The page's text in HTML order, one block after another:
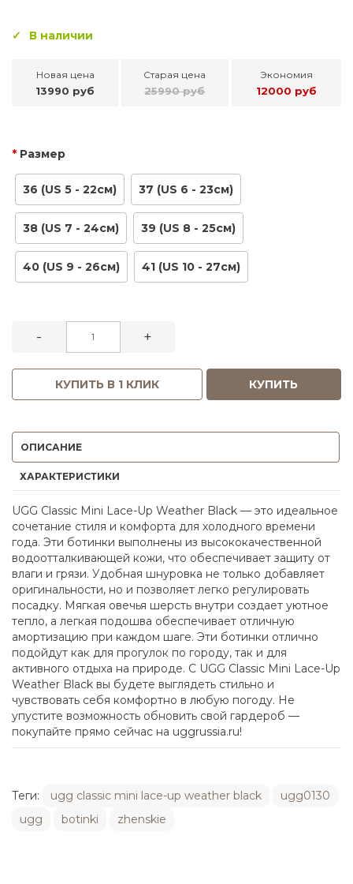
В наличии
Новая цена
13990 руб
Старая цена
25990 руб
Экономия
12000 руб
Размер
36 (US 5 - 22см) 37 (US 6 - 23см)
38 (US 7 - 24см) 39 (US 8 - 25см)
40 (US 9 - 26см) 41 (US 10 - 27см)
- +
КУПИТЬ В 1 КЛИК КУПИТЬ
ОПИСАНИЕ
ХАРАКТЕРИСТИКИ
UGG Classic Mini Lace-Up Weather Black — это идеальное
сочетание стиля и комфорта для холодного времени
года. Эти ботинки выполнены из высококачественной
водоотталкивающей кожи, что обеспечивает защиту от
влаги и грязи. Удобная шнуровка не только добавляет
оригинальности, но и позволяет легко регулировать
посадку. Мягкая овечья шерсть внутри создает уютное
тепло, а легкая подошва обеспечивает отличную
амортизацию при каждом шаге. Эти ботинки отлично
подойдут как для прогулок по городу, так и для
активного отдыха на природе. С UGG Classic Mini Lace-Up
Weather Black вы будете выглядеть стильно и
чувствовать себя комфортно в любую погоду. Не
упустите возможность обновить свой гардероб —
покупайте прямо сейчас на uggrussia.ru!
Теги: ugg classic mini lace-up weather black
ugg0130
ugg
botinki zhenskie